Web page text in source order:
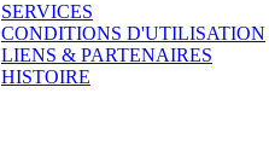
SERVICES
CONDITIONS D'UTILISATION
LIENS & PARTENAIRES
HISTOIRE